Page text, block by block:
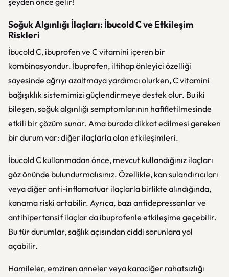
Soğuk Algınlığı İlaçları: İbucold C ve Etkileşim
Riskleri
İbucold C, ibuprofen ve C vitamini içeren bir
kombinasyondur. İbuprofen, iltihap önleyici özelliği
sayesinde ağrıyı azaltmaya yardımcı olurken, C vitamini
bağışıklık sistemimizi güçlendirmeye destek olur. Bu iki
bileşen, soğuk algınlığı semptomlarının hafifletilmesinde
etkili bir çözüm sunar. Ama burada dikkat edilmesi gereken
bir durum var: diğer ilaçlarla olan etkileşimleri.
İbucold C kullanmadan önce, mevcut kullandığınız ilaçları
göz önünde bulundurmalısınız. Özellikle, kan sulandırıcıları
veya diğer anti-inflamatuar ilaçlarla birlikte alındığında,
kanama riski artabilir. Ayrıca, bazı antidepressanlar ve
antihipertansif ilaçlar da ibuprofenle etkileşime geçebilir.
Bu tür durumlar, sağlık açısından ciddi sorunlara yol
açabilir.
Hamileler, emziren anneler veya karaciğer rahatsızlığı